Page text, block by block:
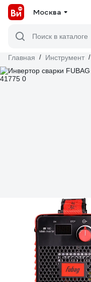
Москва
Поиск в каталоге
Главная / Инструмент /